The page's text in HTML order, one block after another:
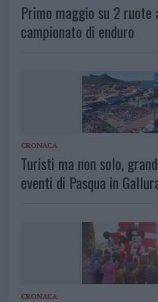
Primo maggio su 2
campionato di enduro
CRONACA
Turisti ma non solo,
eventi di Pasqua in
CRONACA